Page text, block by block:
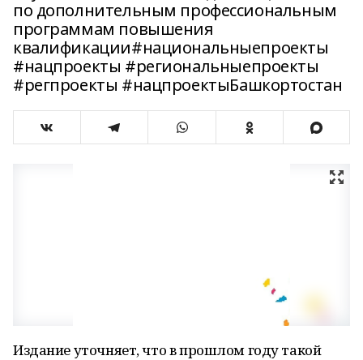
по дополнительным профессиональным
программам повышения
квалификации#национальныепроекты
#нацпроекты #региональныепроекты
#регпроекты #нацпроектыБашкортостан
Издание уточняет, что в прошлом году такой